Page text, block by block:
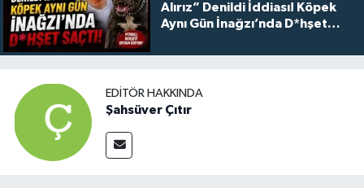
Alırız” Denildi İddiası! Köpek
Aynı Gün İnağzı’nda D*hşet
EDITÖR HAKKINDA
Şahsüver Çıtır